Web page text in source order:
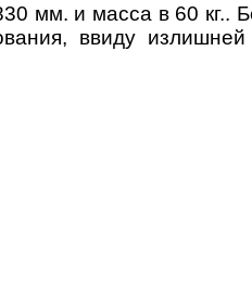
мм. и масса в 60 кг..
ввиду излишней